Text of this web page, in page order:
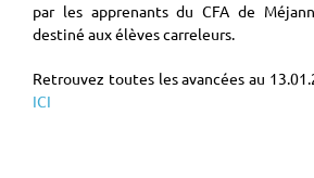
par les apprenants du CFA de
destiné aux élèves carreleurs.
Retrouvez toutes les avancées au
ICI